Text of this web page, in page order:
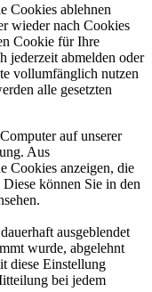
Cookies ablehnen
wieder nach Cookies
Cookie für Ihre
jederzeit abmelden oder
vollumfänglich nutzen
alle gesetzten
auf unserer
Aus
Cookies anzeigen, die
können Sie in den
ausgeblendet
wurde, abgelehnt
diese Einstellung
bei jedem